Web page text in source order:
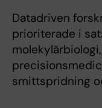
Datadriven
prioriterade i
smittspridning